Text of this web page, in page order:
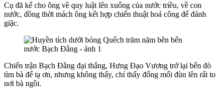
Cụ đã kể cho ông về quy luật lên xuống của nước triều, về con
nước, đồng thời mách ông kết hợp chiến thuật hoả công để đánh
giặc.
Chiến trận Bạch Đằng đại thắng, Hưng Đạo Vương trở lại bến đò
tìm bà để tạ ơn, nhưng không thấy, chỉ thấy đống mối đùn lên rất to
nơi bà ngồi.